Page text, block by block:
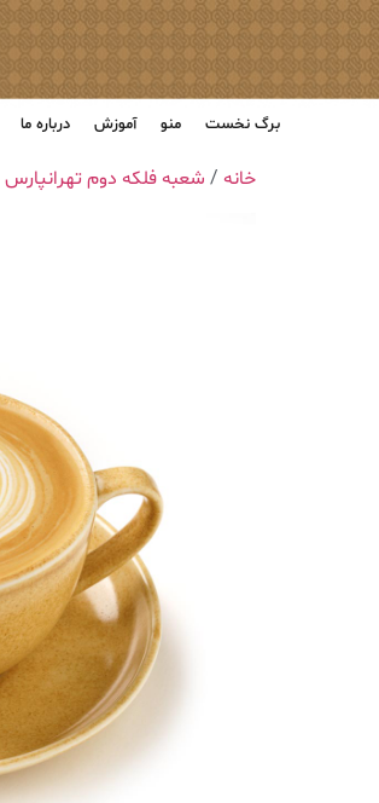
برگ نخست منو آموزش درباره ما
خانه / شعبه فلکه دوم تهرانپارس